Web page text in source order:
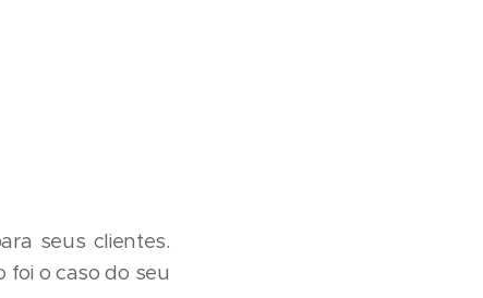
seus clientes.
foi o caso do seu